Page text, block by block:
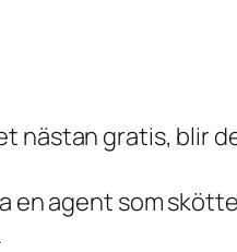
nästan gratis, blir
agent som